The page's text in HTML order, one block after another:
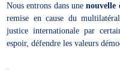
Nous entrons dans unenouvelle
remise en cause du
justice internationale par
espoir, défendre les valeurs